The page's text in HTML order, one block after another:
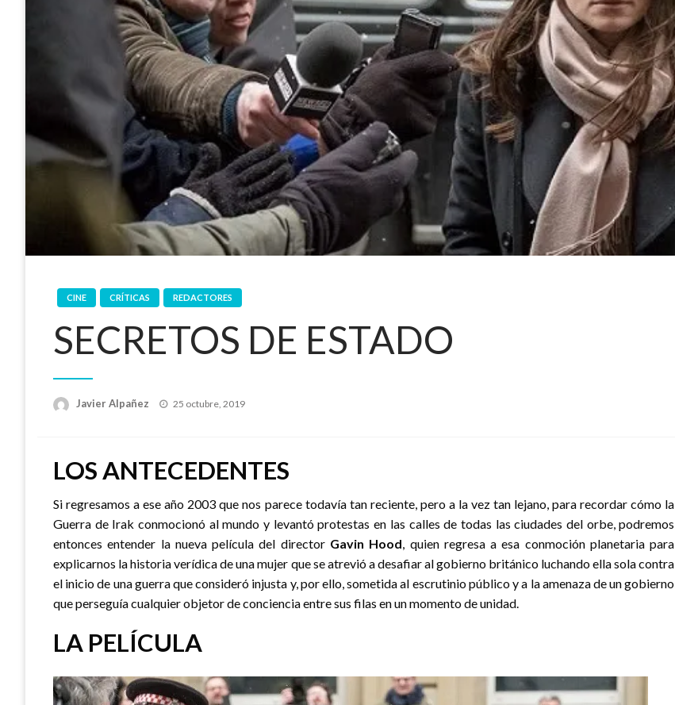
CINE CRÍTICAS REDACTORES
SECRETOS DE ESTADO
Javier Alpañez
Publicado
25 octubre, 2019
LOS ANTECEDENTES
Si regresamos a ese año 2003 que nos parece todavía tan reciente, pero a la vez tan lejano, para recordar cómo la
Guerra de Irak conmocionó al mundo y levantó protestas en las calles de todas las ciudades del orbe, podremos
entonces entender la nueva película del director Gavin Hood, quien regresa a esa conmoción planetaria para
explicarnos la historia verídica de una mujer que se atrevió a desafiar al gobierno británico luchando ella sola contra
el inicio de una guerra que consideró injusta y, por ello, sometida al escrutinio público y a la amenaza de un gobierno
que perseguía cualquier objetor de conciencia entre sus filas en un momento de unidad.
LA PELÍCULA